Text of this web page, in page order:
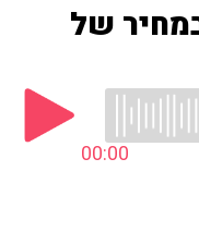
של
00:00